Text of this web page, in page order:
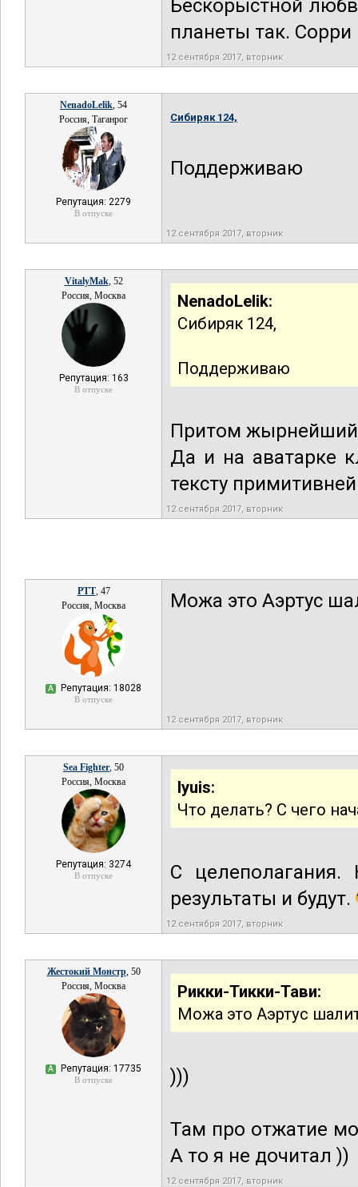
Бескорыстной
планеты так. Сорри
12 сентября 2017, вторник
NenadoLelik, 54
Россия, Таганрог
Репутация: 2279
В отпуске
Сибиряк 124,
Поддерживаю
12 сентября 2017, вторник
VitalyMak, 52
Россия, Москва
Репутация: 163
В отпуске
NenadoLelik:
Сибиряк 124,
Поддерживаю
Притом
Да и на аватарке
тексту
12 сентября 2017, вторник
РТТ, 47
Россия, Москва
А Репутация: 18028
В отпуске
Можа это Аэртус
12 сентября 2017, вторник
Sea Fighter, 50
Россия, Москва
Репутация: 3274
В отпуске
lyuis:
Что делать? С чего
С
результаты и будут.
12 сентября 2017, вторник
Жестокий Монстр, 50
Россия, Москва
А Репутация: 17735
В отпуске
Рикки-Тикки-Тави:
Можа это Аэртус
)))
Там про отжатие
А то я не дочитал ))
12 сентября 2017, вторник